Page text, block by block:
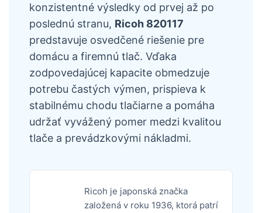
konzistentné výsledky od prvej až po
poslednú stranu, Ricoh 820117
predstavuje osvedčené riešenie pre
domácu a firemnú tlač. Vďaka
zodpovedajúcej kapacite obmedzuje
potrebu častých výmen, prispieva k
stabilnému chodu tlačiarne a pomáha
udržať vyvážený pomer medzi kvalitou
tlače a prevádzkovými nákladmi.
Ricoh je japonská značka
založená v roku 1936, ktorá patrí